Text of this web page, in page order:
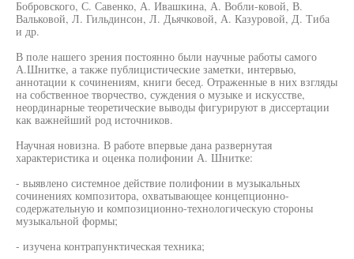
Бобровского, С. Савенко, А. Ивашкина, А. Вобли-ковой, В.
Вальковой, Л. Гильдинсон, Л. Дьячковой, А. Казуровой, Д. Тиба
и др.
В поле нашего зрения постоянно были научные работы самого
А.Шнитке, а также публицистические заметки, интервью,
аннотации к сочинениям, книги бесед. Отраженные в них взгляды
на собственное творчество, суждения о музыке и искусстве,
неординарные теоретические выводы фигурируют в диссертации
как важнейший род источников.
Научная новизна. В работе впервые дана развернутая
характеристика и оценка полифонии А. Шнитке:
- выявлено системное действие полифонии в музыкальных
сочинениях композитора, охватывающее концепционно-
содержательную и композиционно-технологическую стороны
музыкальной формы;
- изучена контрапунктическая техника;